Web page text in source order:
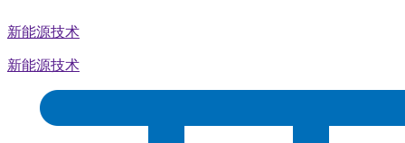
新能源技术
新能源技术